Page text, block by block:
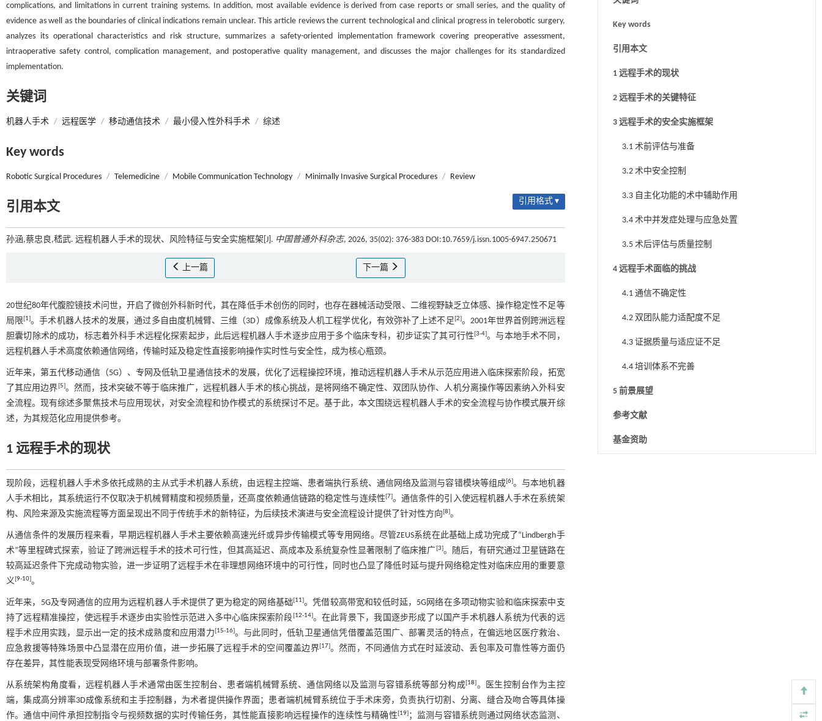
complications, and limitations in current training systems. In addition, most available evidence is derived from case reports or small series, and the quality of
evidence as well as the boundaries of clinical indications remain unclear. This article reviews the current technological and clinical progress in telerobotic surgery,
analyzes its operational characteristics and risk structure, summarizes a safety-oriented implementation framework covering preoperative assessment,
intraoperative safety control, complication management, and postoperative quality management, and discusses the major challenges for its standardized
implementation.
关键词
机器人手术 / 远程医学 / 移动通信技术 / 最小侵入性外科手术 / 综述
Key words
Robotic Surgical Procedures / Telemedicine / Mobile Communication Technology / Minimally Invasive Surgical Procedures / Review
引用本文 引用格式 ▾
孙涵,蔡忠良,嵇武. 远程机器人手术的现状、风险特征与安全实施框架[J]. 中国普通外科杂志, 2026, 35(02): 376-383 DOI:10.7659/j.issn.1005-6947.250671
上一篇 下一篇
20世纪80年代腹腔镜技术问世，开启了微创外科新时代，其在降低手术创伤的同时，也存在器械活动受限、二维视野缺乏立体感、操作稳定性不足等
局限[1]。手术机器人技术的发展，通过多自由度机械臂、三维（3D）成像系统及人机工程学优化，有效弥补了上述不足[2]。2001年世界首例跨洲远程
胆囊切除术的成功，标志着外科手术远程化探索起步，此后远程机器人手术逐步应用于多个临床专科，初步证实了其可行性[3-4]。与本地手术不同，
远程机器人手术高度依赖通信网络，传输时延及稳定性直接影响操作实时性与安全性，成为核心瓶颈。
近年来，第五代移动通信（5G）、专网及低轨卫星通信技术的发展，优化了远程操控环境，推动远程机器人手术从示范应用进入临床探索阶段，拓宽
了其应用边界[5]。然而，技术突破不等于临床推广，远程机器人手术的核心挑战，是将网络不确定性、双团队协作、人机分离操作等因素纳入外科安
全流程。现有综述多聚焦技术与应用现状，对安全流程和协作模式的系统探讨不足。基于此，本文围绕远程机器人手术的安全流程与协作模式展开综
述，为其规范化应用提供参考。
1 远程手术的现状
现阶段，远程机器人手术多依托成熟的主从式手术机器人系统，由远程主控端、患者端执行系统、通信网络及监测与容错模块等组成[6]。与本地机器
人手术相比，其系统运行不仅取决于机械臂精度和视频质量，还高度依赖通信链路的稳定性与连续性[7]。通信条件的引入使远程机器人手术在系统架
构、风险来源及实施流程等方面呈现出不同于传统手术的新特征，为后续技术演进与安全流程设计提供了针对性方向 [8]。
从通信条件的发展历程来看，早期远程机器人手术主要依赖高速光纤或异步传输模式等专用网络。尽管ZEUS系统在此基础上成功完成了“Lindbergh手
术”等里程碑式探索，验证了跨洲远程手术的技术可行性，但其高延迟、高成本及系统复杂性显著限制了临床推广
[3]。随后，有研究通过卫星链路在
较高延迟条件下完成动物实验，进一步证明了远程手术在非理想网络环境中的可行性，同时也凸显了降低时延与提升网络稳定性对临床应用的重要意
义[9-10]。
近年来，5G及专网通信的应用为远程机器人手术提供了更为稳定的网络基础[11]。凭借较高带宽和较低时延，5G网络在多项动物实验和临床探索中支
持了远程精准操控，使远程手术逐步由实验性示范进入多中心临床探索阶段[12-14]。在此背景下，我国逐步形成了以国产手术机器人系统为代表的远
程手术应用实践，显示出一定的技术成熟度和应用潜力[15-16]。与此同时，低轨卫星通信凭借覆盖范围广、部署灵活的特点，在偏远地区医疗救治、
应急救援等特殊场景中凸显潜在应用价值，进一步拓展了远程手术的空间覆盖边界[17]。然而，不同通信方式在时延波动、丢包率及可靠性等方面仍
存在差异，其性能表现受网络环境与部署条件影响。
从系统架构角度看，远程机器人手术通常由医生控制台、患者端机械臂系统、通信网络以及监测与容错系统等部分构成[18]。医生控制台作为主控
端，集成高分辨率3D成像系统和主手控制器，为术者提供操作界面；患者端机械臂系统位于手术床旁，负责执行切割、分离、缝合及吻合等具体操
作。通信中间件承担控制指令与视频数据的实时传输任务，其性能直接影响远程操作的连续性与精确性[19]；监测与容错系统则通过网络状态监测、
Key words
引用本文
1 远程手术的现状
2 远程手术的关键特征
3 远程手术的安全实施框架
3.1 术前评估与准备
3.2 术中安全控制
3.3 自主化功能的术中辅助作用
3.4 术中并发症处理与应急处置
3.5 术后评估与质量控制
4 远程手术面临的挑战
4.1 通信不确定性
4.2 双团队能力适配度不足
4.3 证据质量与适应证不足
4.4 培训体系不完善
5 前景展望
参考文献
基金资助